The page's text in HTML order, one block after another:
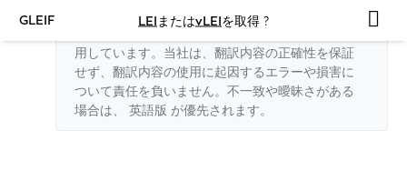
GLEIF LEIまたはvLEIを取得 ?
このウェブサイトの英語以外の翻訳はAIを利
用しています。当社は、翻訳内容の正確性を保証
せず、翻訳内容の使用に起因するエラーや損害に
ついて責任を負いません。不一致や曖昧さがある
場合は、 英語版 が優先されます。